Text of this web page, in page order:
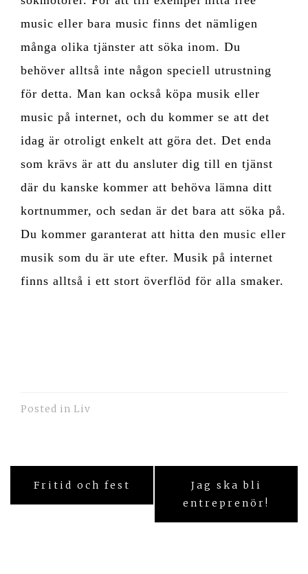
music eller bara music finns det nämligen
många olika tjänster att söka inom. Du
behöver alltså inte någon speciell utrustning
för detta. Man kan också köpa musik eller
music på internet, och du kommer se att det
idag är otroligt enkelt att göra det. Det enda
som krävs är att du ansluter dig till en tjänst
där du kanske kommer att behöva lämna ditt
kortnummer, och sedan är det bara att söka på.
Du kommer garanterat att hitta den music eller
musik som du är ute efter. Musik på internet
finns alltså i ett stort överflöd för alla smaker.
Posted in Liv
Inläggsnavigering
Fritid och fest
Jag ska bli
entreprenör!